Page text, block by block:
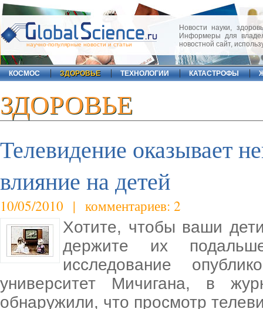
научно-популярные новости и статьи
Новости науки,
Информеры для
новостной сайт,
КОСМОС ЗДОРОВЬЕ ТЕХНОЛОГИИ КАТАСТРОФЫ
ЗДОРОВЬЕ
Телевидение оказывает
влияние на детей
10/05/2010 | комментариев: 2
Хотите, чтобы ваши
держите их
исследование
университет Мичигана, в
обнаружили, что просмотр